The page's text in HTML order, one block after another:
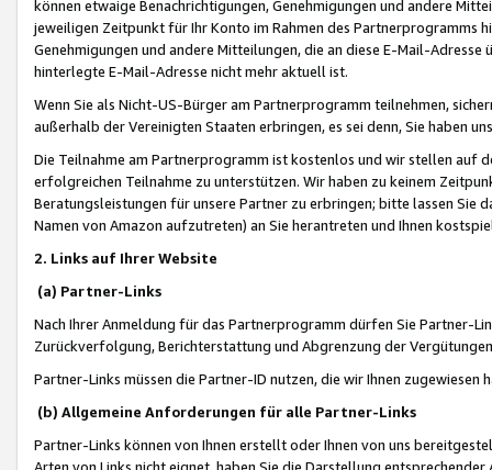
können etwaige Benachrichtigungen, Genehmigungen und andere
jeweiligen Zeitpunkt für Ihr Konto im Rahmen des Partnerprogramms
Genehmigungen und andere Mitteilungen, die an diese E-Mail-
hinterlegte E-Mail-Adresse nicht mehr aktuell ist.
Wenn Sie als Nicht-US-Bürger am Partnerprogramm teilnehmen,
außerhalb der Vereinigten Staaten erbringen, es sei denn, Sie haben
Die Teilnahme am Partnerprogramm ist kostenlos und wir stellen auf
erfolgreichen Teilnahme zu unterstützen. Wir haben zu keinem
Beratungsleistungen für unsere Partner zu erbringen; bitte lassen Sie
Namen von Amazon aufzutreten) an Sie herantreten und Ihnen
2. Links auf Ihrer Website
(a) Partner-Links
Nach Ihrer Anmeldung für das Partnerprogramm dürfen Sie Partner-
Zurückverfolgung, Berichterstattung und Abgrenzung der
Partner-Links müssen die Partner-ID nutzen, die wir Ihnen zugewiesen
(b) Allgemeine Anforderungen für alle Partner-Links
Partner-Links können von Ihnen erstellt oder Ihnen von uns
Arten von Links nicht eignet, haben Sie die Darstellung